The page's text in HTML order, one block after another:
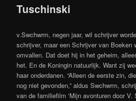
Tuschinski
v.Swchwrm, negen jaar, wil schrijver
schrijver, maar een Schrijver van Boeken
omvallen. Dat doet hij in het geheim,
het. En de Koningin natuurlijk. Want zij
haar onderdanen. “Alleen de eerste zin,
nog niet gevonden,” aldus Swchwrm,
van de familiefilm ‘Mijn avonturen door V.